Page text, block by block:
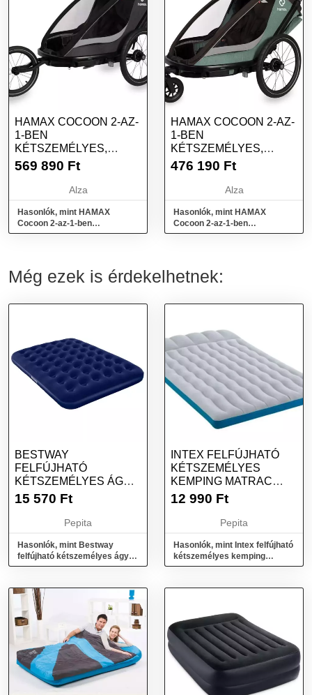
HAMAX COCOON 2-AZ-
1-BEN
KÉTSZEMÉLYES,
KARRAL + KOCSI
569 890 Ft
Alza
Hasonlók, mint HAMAX
Cocoon 2-az-1-ben
kétszemélyes, karral + kocsi
HAMAX COCOON 2-AZ-
1-BEN
KÉTSZEMÉLYES,
KARRAL + KOCSI
476 190 Ft
Alza
Hasonlók, mint HAMAX
Cocoon 2-az-1-ben
kétszemélyes, karral + kocsi
Még ezek is érdekelhetnek:
BESTWAY
FELFÚJHATÓ
KÉTSZEMÉLYES ÁGY
203X152CM
15 570 Ft
Pepita
Hasonlók, mint Bestway
felfújható kétszemélyes ágy
203x152cm
INTEX FELFÚJHATÓ
KÉTSZEMÉLYES
KEMPING MATRAC
127X193CM (67999)
12 990 Ft
Pepita
Hasonlók, mint Intex felfújható
kétszemélyes kemping
Matrac 127x193cm (67999)